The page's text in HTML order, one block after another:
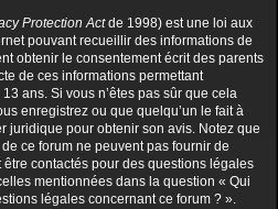
Protection Actde 1998) est une loi aux
pouvant recueillir des informations de
obtenir le consentement écrit des parents
de ces informations permettant
ans. Si vous n’êtes pas sûr que cela
enregistrez ou que quelqu’un le fait à
juridique pour obtenir son avis. Notez que
ce forum ne peuvent pas fournir de
contactés pour des questions légales
mentionnées dans la question « Qui
légales concernant ce forum ? ».